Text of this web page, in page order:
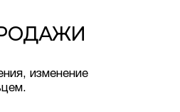
изменение